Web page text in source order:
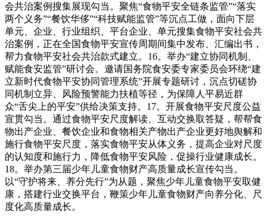
会共治案例搜集展现勾当。聚焦“食物平安全链条监管”“落实
两个义务”“餐饮华侈”“科技赋能监管”等沉点工做，面向下层
单元、企业、行业组织、平台企业、单元搜集食物平安社会共
治案例，正在全国食物平安宣传周期间集中发布、汇编出书，
帮力食物平安社会共治款式建立。16。举办“建立协同机制、
赋能食安监管”研讨会。邀请国务院食安委专家委员会环绕“建
立新时代食物平安协同管理系统”开展专题研讨，沉点切磋协
同机制立异、风险预警能力扶植等径，为保障人平易近群
众“舌尖上的平安”供给决策支持。17。开展食物平安尺度公益
宣贯勾当。通过食物平安尺度解读、互动交换取答疑，帮帮食
物出产企业、餐饮企业和食物相关产物出产企业更好地舆解和
施行食物平安尺度，落实食物平安从体义务，提高企业对尺度
的认知度和施行力，降低食物平安风险，促操行业健康成长。
18。举办第三届少年儿童食物财产高质量成长宣传勾当。
以“守护将来、养分先行”为从题，聚焦少年儿童食物平安取健
康，搭建行业交换平台，鞭策少年儿童食物财产向养分化、尺
度化高质量成长。